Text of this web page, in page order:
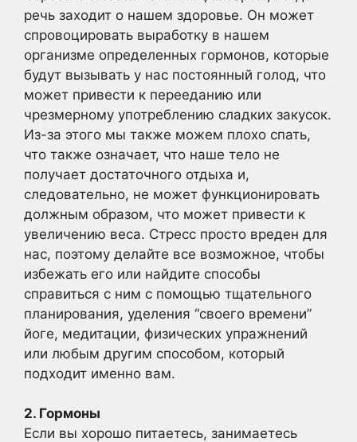
речь заходит о нашем здоровье. Он может
спровоцировать выработку в нашем
организме определенных гормонов, которые
будут вызывать у нас постоянный голод, что
может привести к перееданию или
чрезмерному употреблению сладких закусок.
Из-за этого мы также можем плохо спать,
что также означает, что наше тело не
получает достаточного отдыха и,
следовательно, не может функционировать
должным образом, что может привести к
увеличению веса. Стресс просто вреден для
нас, поэтому делайте все возможное, чтобы
избежать его или найдите способы
справиться с ним с помощью тщательного
планирования, уделения “своего времени”
йоге, медитации, физических упражнений
или любым другим способом, который
подходит именно вам.
2. Гормоны
Если вы хорошо питаетесь, занимаетесь